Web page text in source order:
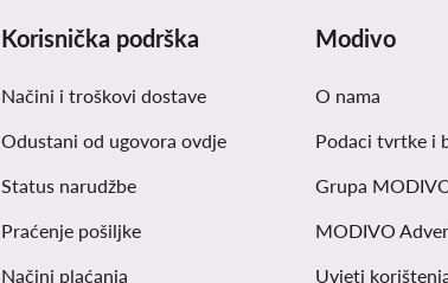
Korisnička podrška
Načini i troškovi dostave
Odustani od ugovora ovdje
Status narudžbe
Praćenje pošiljke
Načini plaćanja
Modivo
O nama
Podaci tvrtke i
Grupa
MODIVO
Uvjeti